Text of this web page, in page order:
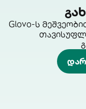
Glovo-ს